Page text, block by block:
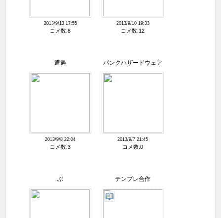
2013/9/13 17:55
コメ数:8
2013/9/10 19:33
コメ数:12
遭遇
2013/9/8 22:04
コメ数:3
パンクハザードウェア
2013/9/7 21:45
コメ数:0
ぶ テンプレ合作